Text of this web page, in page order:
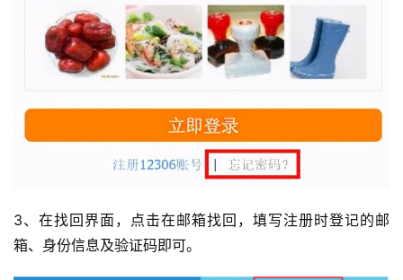
3、在找回界面，点击在邮箱找回，填写注册时登记的邮
箱、身份信息及验证码即可。